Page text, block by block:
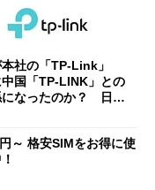
本社の「TP-Link」
国「TP-LINK」との
になったのか？ 日本
～ 格安SIMをお得に使